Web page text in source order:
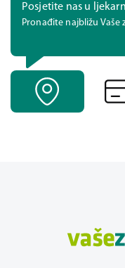
Posjetite nas u
Pronađite najbližu Vaše